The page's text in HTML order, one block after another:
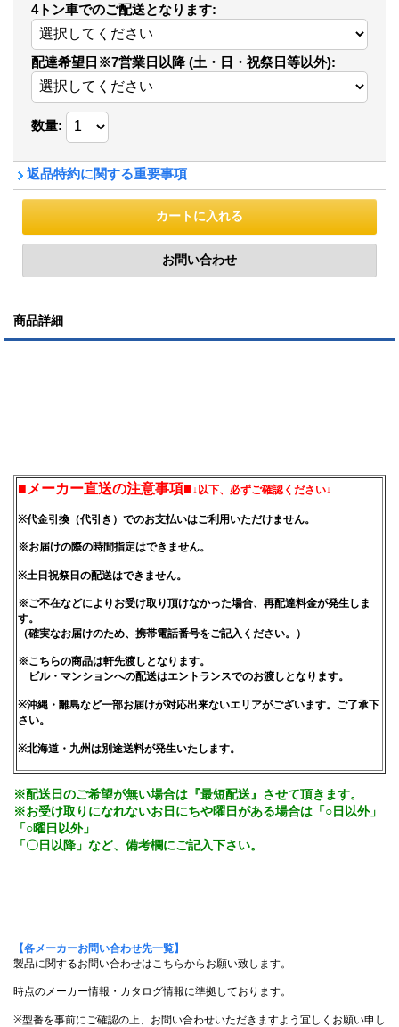
4トン車でのご配送となります:
配達希望日※7営業日以降 (土・日・祝祭日等以外):
数量:
返品特約に関する重要事項
商品詳細
■メーカー直送の注意事項■↓以下、必ずご確認ください↓
※代金引換（代引き）でのお支払いはご利用いただけません。
※お届けの際の時間指定はできません。
※土日祝祭日の配送はできません。
※ご不在などによりお受け取り頂けなかった場合、再配達料金が発生しま
す。
（確実なお届けのため、携帯電話番号をご記入ください。）
※こちらの商品は軒先渡しとなります。
ビル・マンションへの配送はエントランスでのお渡しとなります。
※沖縄・離島など一部お届けが対応出来ないエリアがございます。ご了承下
さい。
※北海道・九州は別途送料が発生いたします。
※配送日のご希望が無い場合は『最短配送』させて頂きます。
※お受け取りになれないお日にちや曜日がある場合は「○日以外」
「○曜日以外」
「〇日以降」など、備考欄にご記入下さい。
【各メーカーお問い合わせ先一覧】
製品に関するお問い合わせはこちらからお願い致します。
時点のメーカー情報・カタログ情報に準拠しております。
※型番を事前にご確認の上、お問い合わせいただきますよう宜しくお願い申し